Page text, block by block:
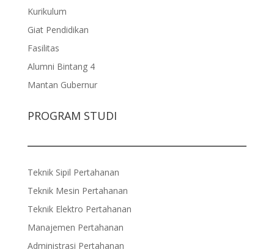
Kurikulum
Giat Pendidikan
Fasilitas
Alumni Bintang 4
Mantan Gubernur
PROGRAM STUDI
Teknik Sipil Pertahanan
Teknik Mesin Pertahanan
Teknik Elektro Pertahanan
Manajemen Pertahanan
Administrasi Pertahanan